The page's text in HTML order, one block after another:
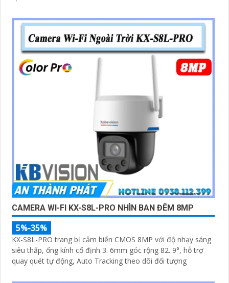
CAMERA WI-FI KX-S8L-PRO NHÌN BAN ĐÊM 8MP
5%-35%
KX-S8L-PRO trang bị cảm biến CMOS 8MP với độ nhạy sáng
siêu thấp, ống kính cố định 3. 6mm góc rộng 82. 9°, hỗ trợ
quay quét tự động, Auto Tracking theo dõi đối tượng